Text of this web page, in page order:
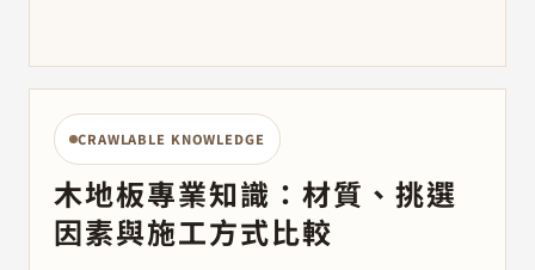
CRAWLABLE KNOWLEDGE
木地板專業知識：材質、挑選
因素與施工方式比較